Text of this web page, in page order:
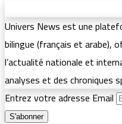
Univers News est une
bilingue (français et arabe),
l’actualité nationale et
analyses et des chroniques
Entrez votre adresse Email